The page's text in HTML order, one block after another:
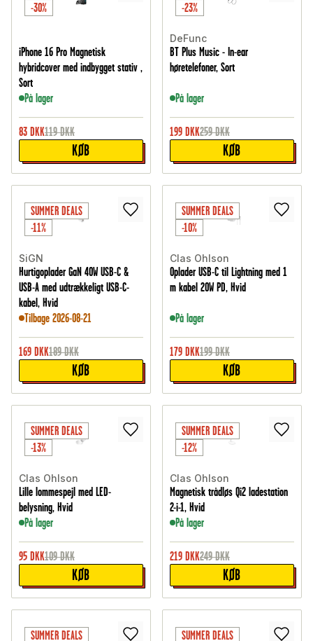
-30%
iPhone 16 Pro Magnetisk
hybridcover med indbygget stativ ,
Sort
På lager
83 DKK119 DKK
KØB
-23%
DeFunc
BT Plus Music - In-ear
høretelefoner, Sort
På lager
199 DKK259 DKK
KØB
SUMMER DEALS
-11%
SiGN
Hurtigoplader GaN 40W USB-C &
USB-A med udtrækkeligt USB-C-
kabel, Hvid
Tilbage 2026-08-21
169 DKK189 DKK
KØB
SUMMER DEALS
-10%
Clas Ohlson
Oplader USB-C til Lightning med 1
m kabel 20W PD, Hvid
På lager
179 DKK199 DKK
KØB
SUMMER DEALS
-13%
Clas Ohlson
Lille lommespejl med LED-
belysning, Hvid
På lager
95 DKK109 DKK
KØB
SUMMER DEALS
-12%
Clas Ohlson
Magnetisk trådløs Qi2 ladestation
2-i-1, Hvid
På lager
219 DKK249 DKK
KØB
SUMMER DEALS SUMMER DEALS